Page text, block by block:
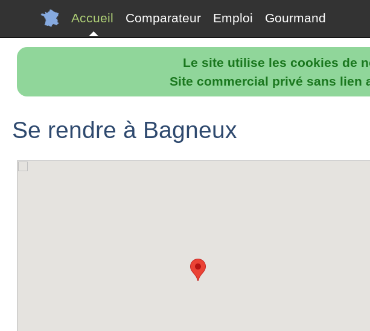
Le site utilise les cookies de
Site commercial privé sans lien
Accueil Comparateur Emploi Gourmand
Se rendre à Bagneux